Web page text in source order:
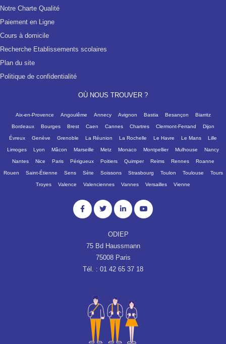
Notre Charte Qualité
Paiement en Ligne
Cours à domicile
Recherche Etablissements scolaires
Plan du site
Politique de confidentialité
OÙ NOUS TROUVER ?
Aix-en-Provence Angoulême Annecy Avignon Bastia Besançon Biarritz
Bordeaux Bourges Brest Caen Cannes Chartres Clermont-Ferrand Dijon
Évreux Genève Grenoble La Réunion La Rochelle Le Havre Le Mans Lille
Limoges Lyon Mâcon Marseille Metz Monaco Montpellier Mulhouse Nancy
Nantes Nice Paris Périgueux Poitiers Quimper Reims Rennes Roanne
Rouen Saint-Étienne Sens Sète Soissons Strasbourg Toulon Toulouse Tours
Troyes Valence Valenciennes Vannes Versailles Vienne
ODIEP
75 Bd Haussmann
75008 Paris
Tél. : 01 42 65 37 18